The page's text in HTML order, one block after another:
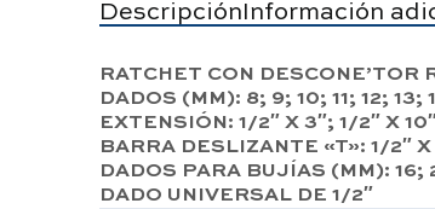
DescripciónInformación
RATCHET CON DESCONE’TOR
DADOS (MM): 8; 9; 10; 11; 12;
EXTENSIÓN: 1/2″ X 3″; 1/2″ X 10″
BARRA DESLIZANTE «T»: 1/2″ X
DADOS PARA BUJÍAS (MM): 16;
DADO UNIVERSAL DE 1/2″